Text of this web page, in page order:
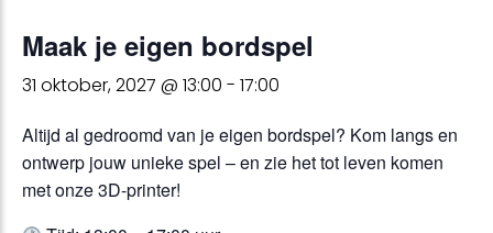
Maak je eigen bordspel
31 oktober, 2027 @ 13:00 - 17:00
Altijd al gedroomd van je eigen bordspel? Kom langs en
ontwerp jouw unieke spel – en zie het tot leven komen
met onze 3D-printer!